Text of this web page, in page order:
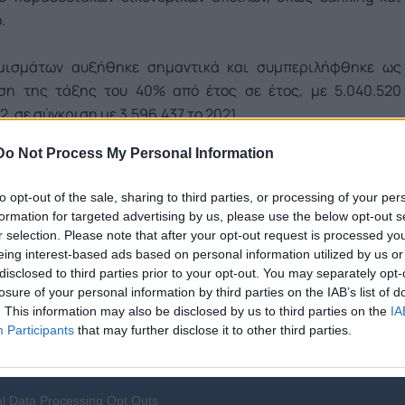
Not Process My Personal Information
opt-out of the sale, sharing to third parties, or processing of your
for targeted advertising by us, please use the below opt-out
selection. Please note that after your opt-out request is processed
interest-based ads based on personal information utilized by us
to third parties prior to your opt-out. You may separately
of your personal information by third parties on the IAB’s list of
This information may also be disclosed by us to third parties on the
Participants that may further disclose it to other third parties.
Data Processing Opt Outs
αυξήθηκε σημαντικά και συμπεριλήφθηκε ως
της τάξης του 40% από έτος σε έτος, με 5.040.520
σε σύγκριση με 3.596.437 το 2021.
μπορεί να εξηγηθεί εν μέρει από τον όλεθρο που
Δεν είναι ακόμη σαφές εάν η τάση θα συνεχιστεί,
εναποθέτουν στα κρυπτονομίσματα.
χρηστών αναφορικά με απειλές κρυπτονομισμάτων, που
το έτος - ένα στα επτά άτομα, που συμμετείχαν στην
χρησιμοποιούν παραδοσιακά τεχνάσματα, όπως απάτες
phishing wallet, ένα πρόσφατο πρόγραμμα